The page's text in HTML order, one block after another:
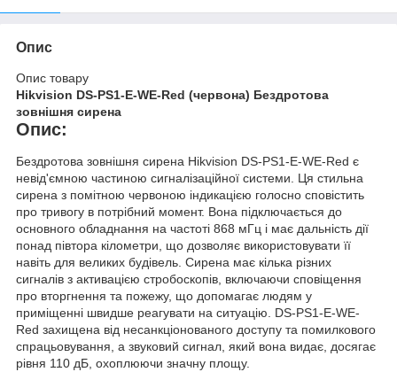
Опис
Опис товару
Hikvision DS-PS1-E-WE-Red (червона) Бездротова
зовнішня сирена
Опис:
Бездротова зовнішня сирена Hikvision DS-PS1-E-WE-Red є
невід'ємною частиною сигналізаційної системи. Ця стильна
сирена з помітною червоною індикацією голосно сповістить
про тривогу в потрібний момент. Вона підключається до
основного обладнання на частоті 868 мГц і має дальність дії
понад півтора кілометри, що дозволяє використовувати її
навіть для великих будівель. Сирена має кілька різних
сигналів з активацією стробоскопів, включаючи сповіщення
про вторгнення та пожежу, що допомагає людям у
приміщенні швидше реагувати на ситуацію. DS-PS1-E-WE-
Red захищена від несанкціонованого доступу та помилкового
спрацьовування, а звуковий сигнал, який вона видає, досягає
рівня 110 дБ, охоплюючи значну площу.